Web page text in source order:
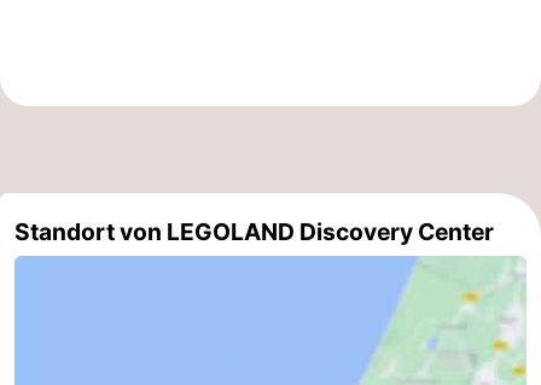
Natur
Hollands
-
Noordwijk
-
Standort von LEGOLAND Discovery Center